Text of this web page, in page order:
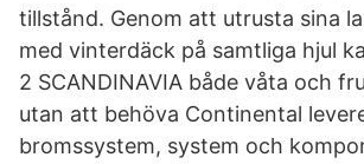
tillstånd. Genom att utrusta sina
med vinterdäck på samtliga hjul
2 SCANDINAVIA både våta och
utan att behöva Continental
bromssystem, system och